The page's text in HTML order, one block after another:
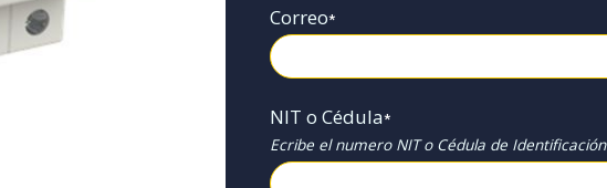
Correo*
NIT o Cédula*
Ecribe el numero NIT o Cédula de Identificación